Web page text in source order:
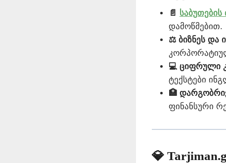
📄
დამოწმებით.
⚖️ ბიზნეს და
💻 ციფრული
ტექსტები
🏥
ფინანსური
💎